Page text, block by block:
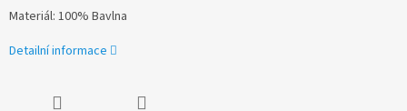
Materiál: 100% Bavlna
Detailní informace